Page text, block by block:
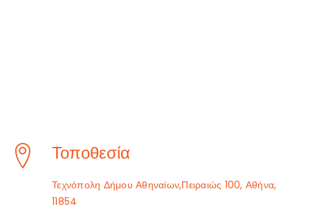
Τοποθεσία
Τεχνόπολη Δήμου Αθηναίων,Πειραιώς 100, Αθήνα,
11854